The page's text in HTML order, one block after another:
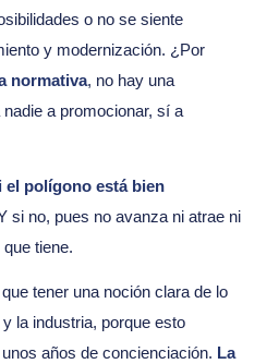
o no se siente
y modernización. ¿Por
normativa, no hay una
a promocionar, sí a
el polígono está bien
si no, pues no avanza ni atrae ni
tiene.
tener una noción clara de lo
la industria, porque esto
años de concienciación. La